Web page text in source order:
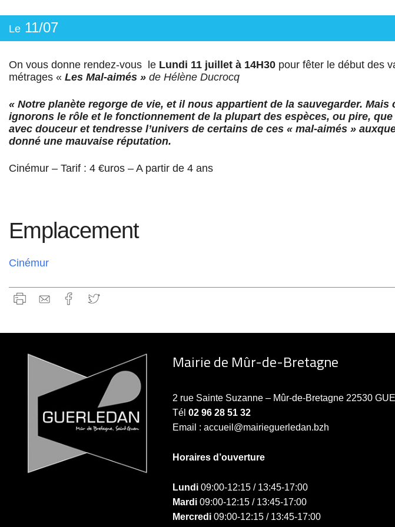
Le 11/07
On vous donne rendez-vous le Lundi 11 juillet à 14H30 pour fêter le début des
métrages « Les Mal-aimés » de Hélène Ducrocq
« Notre planète regorge de vie, et il nous appartient de la sauvegarder.
ignorons le rôle et le fonctionnement de la plupart des espèces, ou pire,
avec douceur et tendresse l’univers de certains de ces « mal-aimés »
donné une mauvaise réputation.
Cinémur – Tarif : 4 €uros – A partir de 4 ans
Emplacement
Cinémur
Mairie de Mûr-de-Bretagne
2 rue Sainte Suzanne – Mûr-de-Bretagne 22530
Tél 02 96 28 51 32
Email : accueil@mairieguerledan.bzh
Horaires d’ouverture
Lundi09:00-12:15 / 13:45-17:00
Mardi09:00-12:15 / 13:45-17:00
Mercredi09:00-12:15 / 13:45-17:00